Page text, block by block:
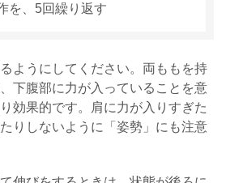
を、5回繰り返す
ようにしてください。両ももを持
下腹部に力が入っていることを意
効果的です。肩に力が入りすぎた
りしないように「姿勢」にも注意